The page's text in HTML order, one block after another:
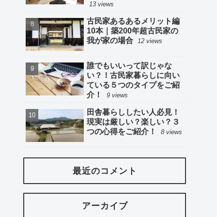
13 views
古民家あるあるメリット編
10本｜築200年超古民家の
我が家の場合 12 views
誰でもいいって訳じゃな
い？！古民家暮らしに向い
ている５つのタイプをご紹
介！
9 views
田舎暮らししたい人必見！
現実は厳しい？楽しい？３
つの心得をご紹介！
8 views
最近のコメント
アーカイブ